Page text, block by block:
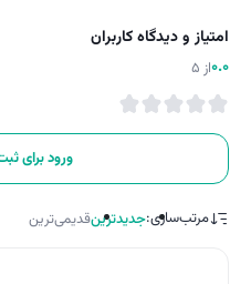
امتیاز و دیدگاه کاربران
0.0از 5
ورود برای
مرتب‌سازی:جدیدترینقدیمی‌ترین